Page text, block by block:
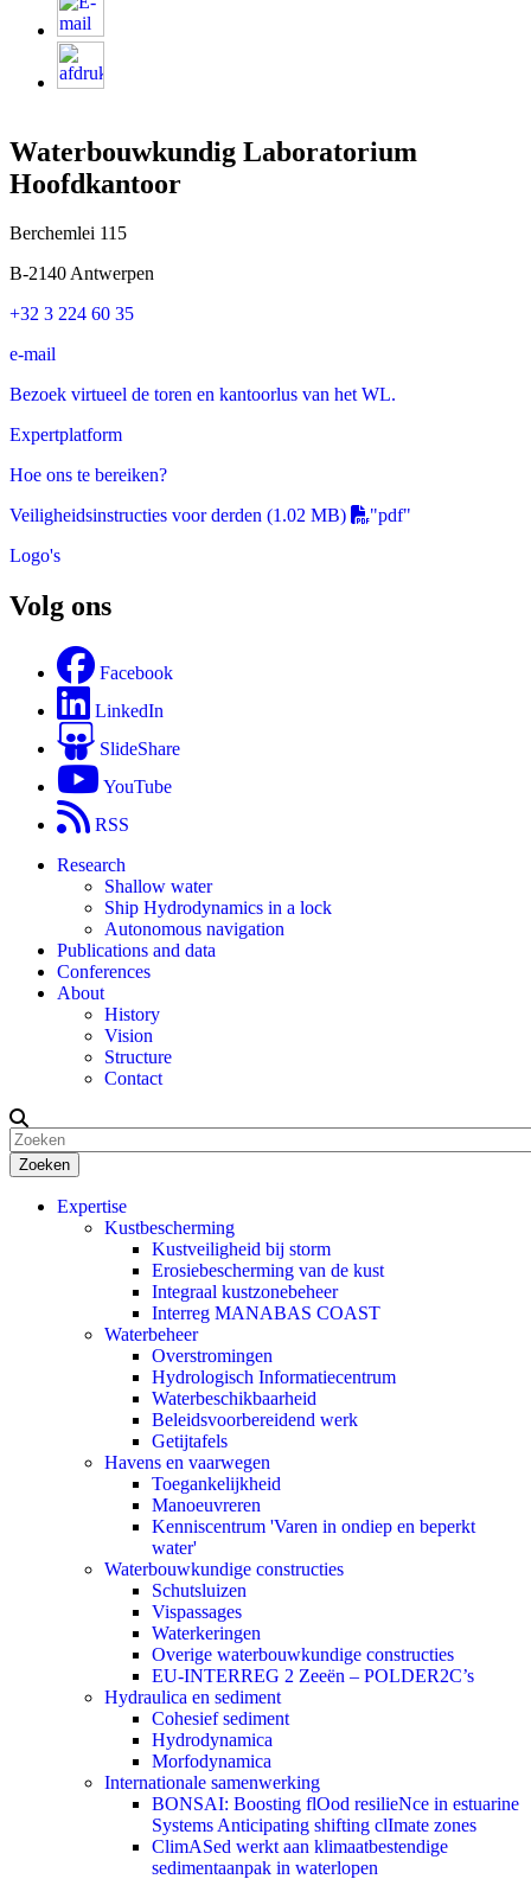
Waterbouwkundig Laboratorium
Hoofdkantoor
Berchemlei 115
B-2140 Antwerpen
+32 3 224 60 35
e-mail
Bezoek virtueel de toren en kantoorlus van het WL.
Expertplatform
Hoe ons te bereiken?
Veiligheidsinstructies voor derden (1.02 MB)
"pdf"
Logo's
Volg ons
Facebook
LinkedIn
SlideShare
YouTube
RSS
Research
Shallow water
Ship Hydrodynamics in a lock
Autonomous navigation
Publications and data
Conferences
About
History
Vision
Structure
Contact
Zoeken
Expertise
Kustbescherming
Kustveiligheid bij storm
Erosiebescherming van de kust
Integraal kustzonebeheer
Interreg MANABAS COAST
Waterbeheer
Overstromingen
Hydrologisch Informatiecentrum
Waterbeschikbaarheid
Beleidsvoorbereidend werk
Getijtafels
Havens en vaarwegen
Toegankelijkheid
Manoeuvreren
Kenniscentrum 'Varen in ondiep en beperkt
water'
Waterbouwkundige constructies
Schutsluizen
Vispassages
Waterkeringen
Overige waterbouwkundige constructies
EU-INTERREG 2 Zeeën – POLDER2C’s
Hydraulica en sediment
Cohesief sediment
Hydrodynamica
Morfodynamica
Internationale samenwerking
BONSAI: Boosting flOod resilieNce in estuarine
Systems Anticipating shifting clImate zones
ClimASed werkt aan klimaatbestendige
sedimentaanpak in waterlopen